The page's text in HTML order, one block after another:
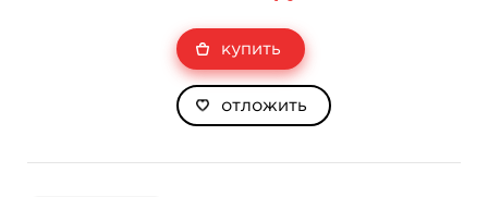
купить
отложить